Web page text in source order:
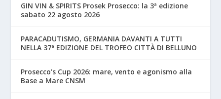
GIN VIN & SPIRITS Prosek Prosecco: la 3ª edizione
sabato 22 agosto 2026
PARACADUTISMO, GERMANIA DAVANTI A TUTTI
NELLA 37ª EDIZIONE DEL TROFEO CITTÀ DI BELLUNO
Prosecco’s Cup 2026: mare, vento e agonismo alla
Base a Mare CNSM